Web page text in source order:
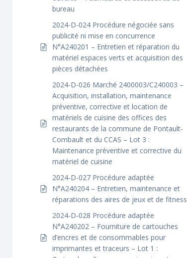
bureau
2024-D-024 Procédure négociée sans
publicité ni mise en concurrence
N°A240201 – Entretien et réparation du
matériel espaces verts et acquisition des
pièces détachées
2024-D-026 Marché 2400003/C240003 –
Acquisition, installation, maintenance
préventive, corrective et location de
matériels de cuisine des offices des
restaurants de la commune de Pontault-
Combault et du CCAS – Lot 3 :
Maintenance préventive et corrective du
matériel de cuisine
2024-D-027 Procédure adaptée
N°A240204 – Entretien, maintenance et
réparations des aires de jeux et de fitness
2024-D-028 Procédure adaptée
N°A240202 – Fourniture de cartouches
d’encres et de consommables pour
imprimantes et traceurs – Lot 1 :